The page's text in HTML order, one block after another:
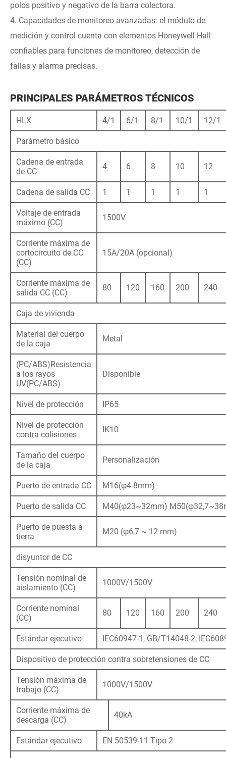
polos positivo y negativo de la barra colectora.
4. Capacidades de monitoreo avanzadas: el módulo de
medición y control cuenta con elementos Honeywell Hall
confiables para funciones de monitoreo, detección de
fallas y alarma precisas.
PRINCIPALES PARÁMETROS TÉCNICOS
HLX 4/1 6/1 8/1 10/1 12/1
Parámetro básico
Cadena de entrada
de CC
4 6 8 10 12
Cadena de salida CC 1 1 1 1 1
Voltaje de entrada
máximo (CC)
1500V
Corriente máxima de
cortocircuito de CC
(CC)
15A/20A (opcional)
Corriente máxima de
salida CC (CC)
80 120 160 200 240
Caja de vivienda
Material del cuerpo
de la caja
Metal
(PC/ABS)Resistencia
a los rayos
UV(PC/ABS)
Disponible
Nivel de protección IP65
Nivel de protección
contra colisiones
IK10
Tamaño del cuerpo
de la caja
Personalización
Puerto de entrada CC M16(φ4-8mm)
Puerto de salida CC M40(φ23~32mm)
Puerto de puesta a
tierra
M20 (φ6,7 ~ 12 mm)
disyuntor de CC
Tensión nominal de
aislamiento (CC)
1000V/1500V
Corriente nominal
(CC)
80 120 160 200 240
Estándar ejecutivo IEC60947-1, GB/T14048-2,
Dispositivo de protección contra sobretensiones de CC
Tensión máxima de
trabajo (CC)
1000V/1500V
Corriente máxima de
descarga (CC)
40kA
Estándar ejecutivo EN 50539-11 Tipo 2